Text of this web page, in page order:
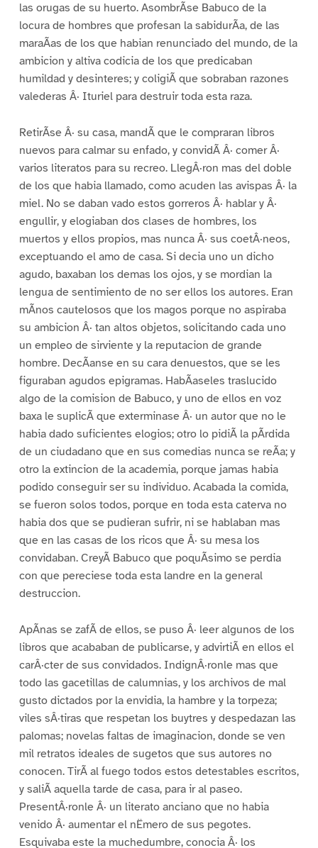
las orugas de su huerto. AsombrÃse Babuco de la
locura de hombres que profesan la sabidurÃa, de las
maraÃas de los que habian renunciado del mundo, de la
ambicion y altiva codicia de los que predicaban
humildad y desinteres; y coligiÃ que sobraban razones
valederas Â· Ituriel para destruir toda esta raza.
RetirÃse Â· su casa, mandÃ que le compraran libros
nuevos para calmar su enfado, y convidÃ Â· comer Â·
varios literatos para su recreo. LlegÂ·ron mas del doble
de los que habia llamado, como acuden las avispas Â· la
miel. No se daban vado estos gorreros Â· hablar y Â·
engullir, y elogiaban dos clases de hombres, los
muertos y ellos propios, mas nunca Â· sus coetÂ·neos,
exceptuando el amo de casa. Si decia uno un dicho
agudo, baxaban los demas los ojos, y se mordian la
lengua de sentimiento de no ser ellos los autores. Eran
mÃnos cautelosos que los magos porque no aspiraba
su ambicion Â· tan altos objetos, solicitando cada uno
un empleo de sirviente y la reputacion de grande
hombre. DecÃanse en su cara denuestos, que se les
figuraban agudos epigramas. HabÃaseles traslucido
algo de la comision de Babuco, y uno de ellos en voz
baxa le suplicÃ que exterminase Â· un autor que no le
habia dado suficientes elogios; otro lo pidiÃ la pÃrdida
de un ciudadano que en sus comedias nunca se reÃa; y
otro la extincion de la academia, porque jamas habia
podido conseguir ser su individuo. Acabada la comida,
se fueron solos todos, porque en toda esta caterva no
habia dos que se pudieran sufrir, ni se hablaban mas
que en las casas de los ricos que Â· su mesa los
convidaban. CreyÃ Babuco que poquÃsimo se perdia
con que pereciese toda esta landre en la general
destruccion.
ApÃnas se zafÃ de ellos, se puso Â· leer algunos de los
libros que acababan de publicarse, y advirtiÃ en ellos el
carÂ·cter de sus convidados. IndignÂ·ronle mas que
todo las gacetillas de calumnias, y los archivos de mal
gusto dictados por la envidia, la hambre y la torpeza;
viles sÂ·tiras que respetan los buytres y despedazan las
palomas; novelas faltas de imaginacion, donde se ven
mil retratos ideales de sugetos que sus autores no
conocen. TirÃ al fuego todos estos detestables escritos,
y saliÃ aquella tarde de casa, para ir al paseo.
PresentÂ·ronle Â· un literato anciano que no habia
venido Â· aumentar el nËmero de sus pegotes.
Esquivaba este la muchedumbre, conocia Â· los